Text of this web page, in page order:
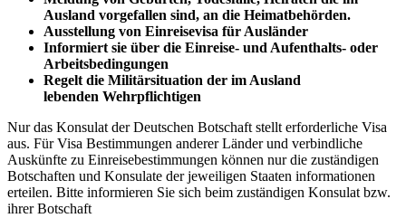
Ausland vorgefallen sind, an die Heimatbehörden.
Ausstellung von Einreisevisa für Ausländer
Informiert sie über die Einreise- und Aufenthalts- oder
Arbeitsbedingungen
Regelt die Militärsituation der im Ausland
lebenden Wehrpflichtigen
Nur das Konsulat der Deutschen Botschaft stellt erforderliche Visa
aus. Für Visa Bestimmungen anderer Länder und verbindliche
Auskünfte zu Einreisebestimmungen können nur die zuständigen
Botschaften und Konsulate der jeweiligen Staaten informationen
erteilen. Bitte informieren Sie sich beim zuständigen Konsulat bzw.
ihrer Botschaft